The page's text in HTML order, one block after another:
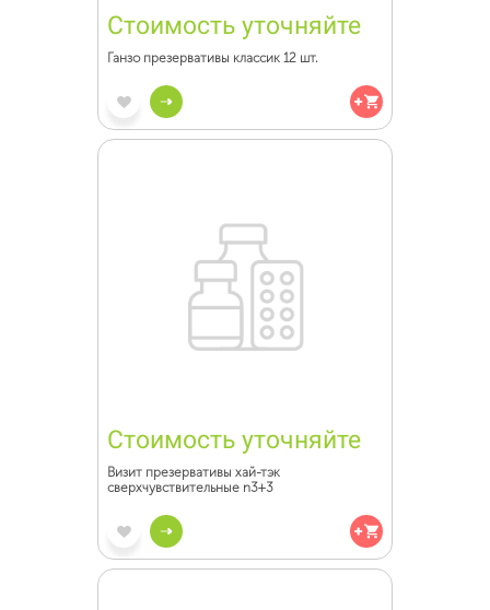
Стоимость уточняйте
Ганзо презервативы классик 12 шт.
Стоимость уточняйте
Визит презервативы хай-тэк
сверхчувствительные n3+3